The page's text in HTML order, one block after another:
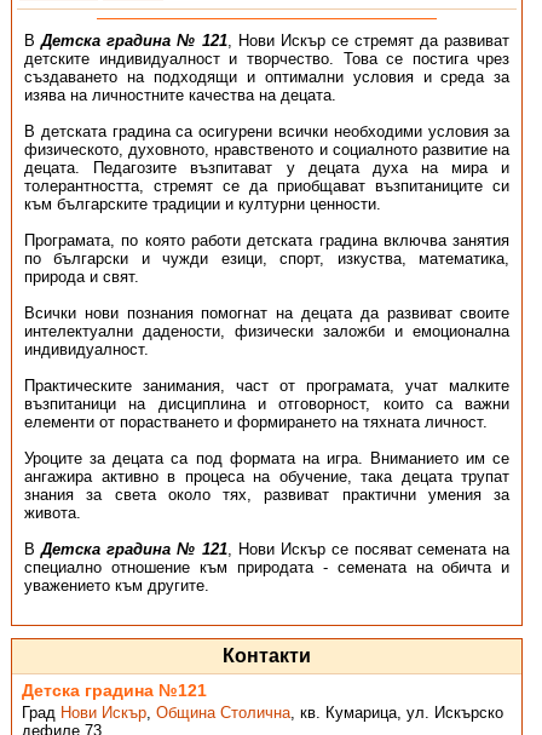
ВДетска градина № 121, Нови Искър се стремят да развиват
детските индивидуалност и творчество. Това се постига чрез
създаването на подходящи и оптимални условия и среда за
изява на личностните качества на децата.
В детската градина са осигурени всички необходими условия за
физическото, духовното, нравственото и социалното развитие на
децата. Педагозите възпитават у децата духа на мира и
толерантността, стремят се да приобщават възпитаниците си
към българските традиции и културни ценности.
Програмата, по която работи детската градина включва занятия
по български и чужди езици, спорт, изкуства, математика,
природа и свят.
Всички нови познания помогнат на децата да развиват своите
интелектуални дадености, физически заложби и емоционална
индивидуалност.
Практическите занимания, част от програмата, учат малките
възпитаници на дисциплина и отговорност, които са важни
елементи от порастването и формирането на тяхната личност.
Уроците за децата са под формата на игра. Вниманието им се
ангажира активно в процеса на обучение, така децата трупат
знания за света около тях, развиват практични умения за
живота.
ВДетска градина № 121, Нови Искър се посяват семената на
специално отношение към природата - семената на обичта и
уважението към другите.
Контакти
Детска градина №121
Град Нови Искър,Община Столична,кв. Кумарица, ул. Искърско
дефиле 73